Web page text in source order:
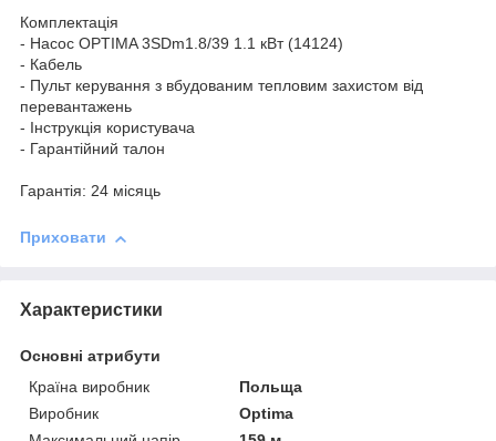
Комплектація
- Насос OPTIMA 3SDm1.8/39 1.1 кВт (14124)
- Кабель
- Пульт керування з вбудованим тепловим захистом від
перевантажень
- Інструкція користувача
- Гарантійний талон
Гарантія: 24 місяць
Приховати
Характеристики
Основні атрибути
Країна виробник
Польща
Виробник
Optima